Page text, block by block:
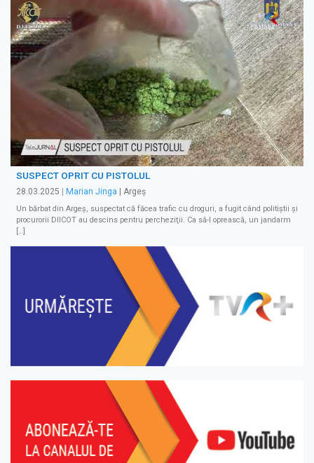
SUSPECT OPRIT CU PISTOLUL
28.03.2025 Marian Jinga | Argeș
Un bărbat din Argeş, suspectat că făcea trafic cu droguri, a fugit când politiștii și
procurorii DIICOT au descins pentru percheziţii. Ca să-l oprească, un jandarm
[…]